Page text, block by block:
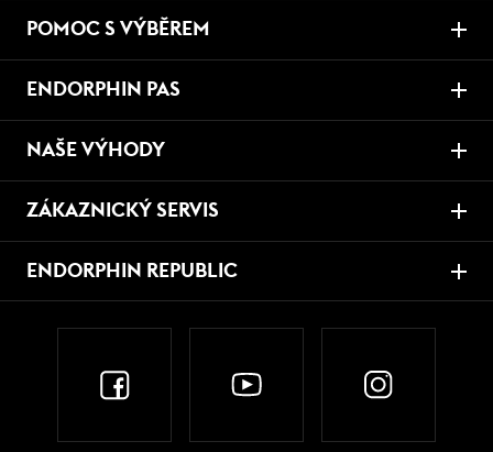
POMOC S VÝBĚREM
ENDORPHIN PAS
NAŠE VÝHODY
ZÁKAZNICKÝ SERVIS
ENDORPHIN REPUBLIC